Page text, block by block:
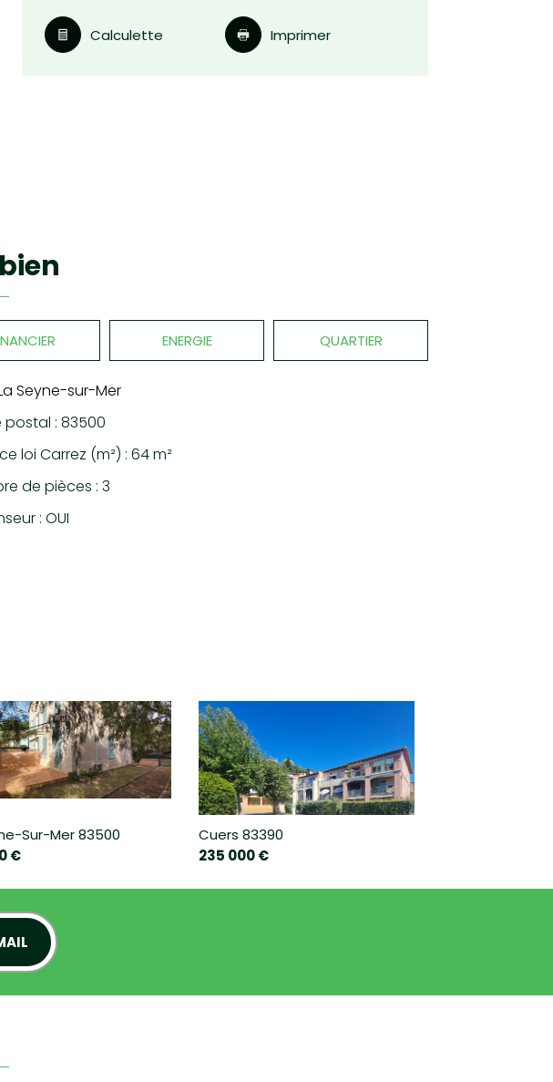
Calculette Imprimer
bien
ENERGIE QUARTIER
Seyne-sur-Mer
postal : 83500
loi Carrez (m²) : 64 m²
de pièces : 3
: OUI
ÉCOLE MATERNELLE
Sur-Mer 83500
€
Cuers 83390
235 000 €